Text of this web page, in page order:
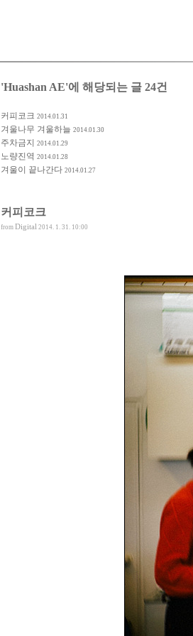
'Huashan AE'에 해당되는 글 24건
커피코크 2014.01.31
겨울나무 겨울하늘 2014.01.30
주차금지 2014.01.29
노량진역 2014.01.28
겨울이 끝나간다 2014.01.27
커피코크
from Digital 2014. 1. 31. 10:00